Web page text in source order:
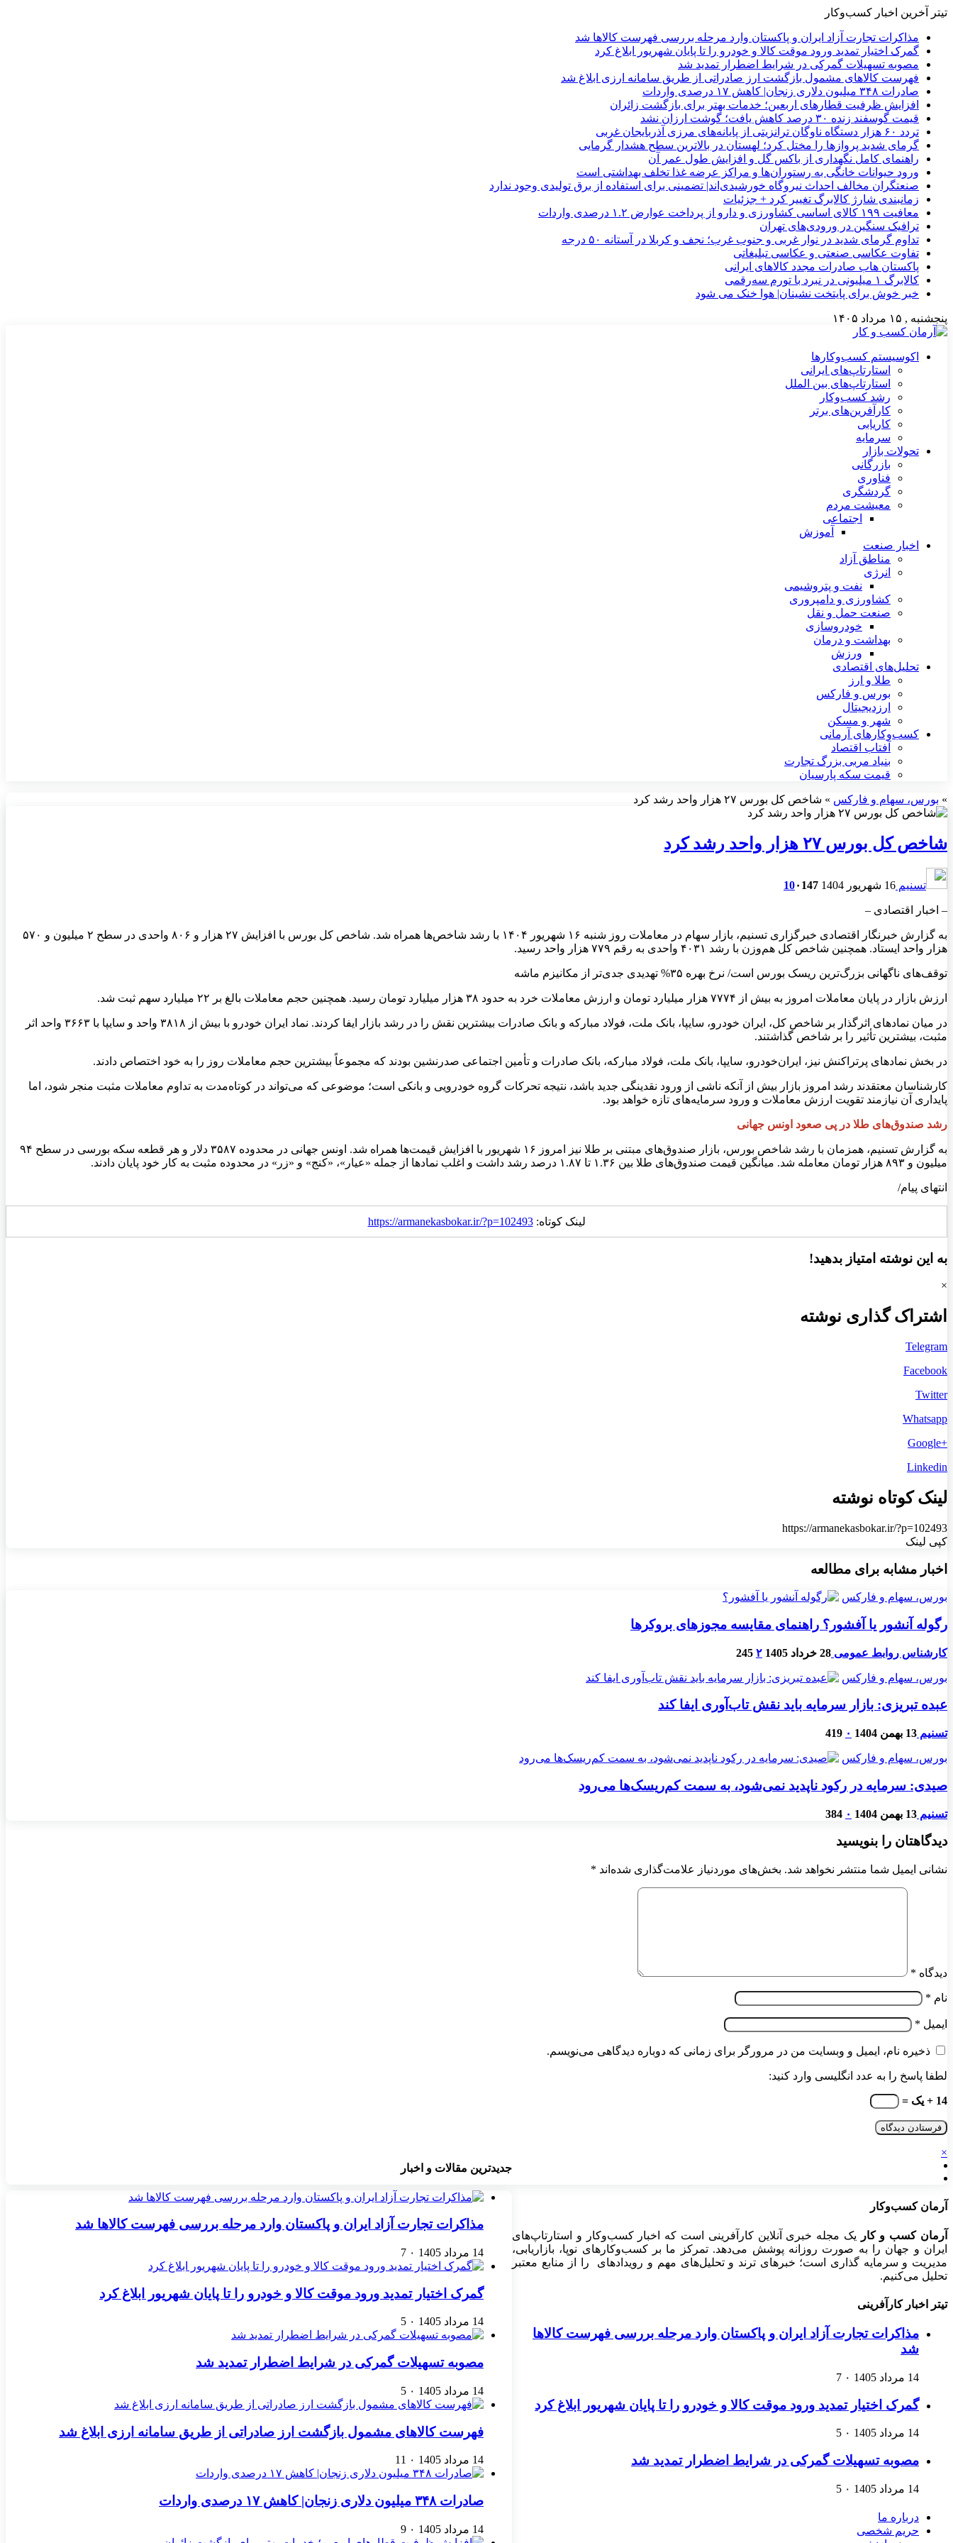
تیتر آخرین اخبار کسب‌وکار
مذاکرات تجارت آزاد ایران و پاکستان وارد مرحله بررسی فهرست کالاها شد
گمرک اختیار تمدید ورود موقت کالا و خودرو را تا پایان شهریور ابلاغ کرد
مصوبه تسهیلات گمرکی در شرایط اضطرار تمدید شد
فهرست کالاهای مشمول بازگشت ارز صادراتی از طریق سامانه ارزی ابلاغ شد
صادرات ۳۴۸ میلیون دلاری زنجان| ‌کاهش ۱۷ درصدی واردات
افزایش ظرفیت قطارهای اربعین؛ خدمات بهتر برای بازگشت زائران
قیمت گوسفند زنده ۳۰ درصد کاهش یافت؛ گوشت ارزان نشد
تردد ۶۰ هزار دستگاه ناوگان ترانزیتی از پایانه‌های مرزی آذربایجان ‌غربی
گرمای شدید پروازها را مختل کرد؛ لهستان در بالاترین سطح هشدار گرمایی
راهنمای کامل نگهداری از باکس گل و افزایش طول عمر آن
ورود حیوانات خانگی به رستوران‌ها و مراکز عرضه غذا تخلف بهداشتی است
صنعتگران مخالف احداث نیروگاه خورشیدی‌اند| تضمینی برای استفاده از برق تولیدی وجود ندارد
زمانبندی شارژ کالابرگ تغییر کرد + جزئیات
معافیت ۱۹۹ کالای اساسی کشاورزی و دارو از پرداخت عوارض ۱.۲ درصدی واردات
ترافیک سنگین در ورودی‌های تهران
تداوم گرمای شدید در نوار غربی و جنوب غرب؛ نجف و کربلا در آستانه ۵۰ درجه
تفاوت عکاسی صنعتی و عکاسی تبلیغاتی
پاکستان هاب صادرات مجدد کالاهای ایرانی
کالابرگ ۱ میلیونی در نبرد با تورم سه‌رقمی
خبر خوش برای پایتخت نشینان| هوا خنک می شود
پنجشنبه , ۱۵ مرداد ۱۴۰۵
اکوسیستم کسب‌وکارها
استارتاپ‌های ایرانی
استارتاپ‌های بین الملل
رشد کسب‌وکار
کارآفرین‌های برتر
کاریابی
سرمایه
تحولات بازار
بازرگانی
فناوری
گردشگری
معیشت مردم
اجتماعی
آموزش
اخبار صنعت
مناطق آزاد
انرژی
نفت و پتروشیمی
کشاورزی و دامپروری
صنعت حمل و نقل
خودروسازی
بهداشت و درمان
ورزش
تحلیل‌های اقتصادی
طلا و ارز
بورس و فارکس
ارزدیجیتال
شهر و مسکن
کسب‌وکارهای آرمانی
آفتاب اقتصاد
بنیاد مربی بزرگ تجارت
قیمت سکه پارسیان
» بورس، سهام و فارکس » شاخص کل بورس ۲۷ هزار واحد رشد کرد
شاخص کل بورس ۲۷ هزار واحد رشد کرد
تسنیم 16 شهریور 1404 10۰ 147
– اخبار اقتصادی –
به گزارش خبرنگار اقتصادی خبرگزاری تسنیم، بازار سهام در معاملات روز شنبه ۱۶ شهریور ۱۴۰۴ با رشد شاخص‌ها همراه شد. شاخص کل بورس با افزایش ۲۷ هزار و ۸۰۶ واحدی در سطح ۲ میلیون و ۵۷۰
هزار واحد ایستاد. همچنین شاخص کل هم‌وزن با رشد ۴۰۳۱ واحدی به رقم ۷۷۹ هزار واحد رسید.
توقف‌های ناگهانی بزرگ‌ترین ریسک بورس است/ نرخ بهره ۳۵% تهدیدی جدی‌تر از مکانیزم ماشه
ارزش بازار در پایان معاملات امروز به بیش از ۷۷۷۴ هزار میلیارد تومان و ارزش معاملات خرد به حدود ۳۸ هزار میلیارد تومان رسید. همچنین حجم معاملات بالغ بر ۲۲ میلیارد سهم ثبت شد.
در میان نمادهای اثرگذار بر شاخص کل، ایران خودرو، سایپا، بانک ملت، فولاد مبارکه و بانک صادرات بیشترین نقش را در رشد بازار ایفا کردند. نماد ایران خودرو با بیش از ۳۸۱۸ واحد و سایپا با ۳۶۶۳ واحد اثر
مثبت، بیشترین تأثیر را بر شاخص گذاشتند.
در بخش نمادهای پرتراکنش نیز، ایران‌خودرو، سایپا، بانک ملت، فولاد مبارکه، بانک صادرات و تأمین اجتماعی صدرنشین بودند که مجموعاً بیشترین حجم معاملات روز را به خود اختصاص دادند.
کارشناسان معتقدند رشد امروز بازار بیش از آنکه ناشی از ورود نقدینگی جدید باشد، نتیجه تحرکات گروه خودرویی و بانکی است؛ موضوعی که می‌تواند در کوتاه‌مدت به تداوم معاملات مثبت منجر شود، اما
پایداری آن نیازمند تقویت ارزش معاملات و ورود سرمایه‌های تازه خواهد بود.
رشد صندوق‌های طلا در پی صعود اونس جهانی
به گزارش تسنیم، همزمان با رشد شاخص بورس، بازار صندوق‌های مبتنی بر طلا نیز امروز ۱۶ شهریور با افزایش قیمت‌ها همراه شد. اونس جهانی در محدوده ۳۵۸۷ دلار و هر قطعه سکه بورسی در سطح ۹۴
میلیون و ۸۹۳ هزار تومان معامله شد. میانگین قیمت صندوق‌های طلا بین ۱.۳۶ تا ۱.۸۷ درصد رشد داشت و اغلب نمادها از جمله «عیار»، «کنج» و «زر» در محدوده مثبت به کار خود پایان دادند.
انتهای پیام/
لینک کوتاه:https://armanekasbokar.ir/?p=102493
به این نوشته امتیاز بدهید!
×
اشتراک گذاری نوشته
Telegram
Facebook
Twitter
Whatsapp
+Google
Linkedin
لینک کوتاه نوشته
https://armanekasbokar.ir/?p=102493
کپی لینک
اخبار مشابه برای مطالعه
بورس، سهام و فارکس
رگوله آنشور یا آفشور؟ راهنمای مقایسه مجوزهای بروکرها
کارشناس روابط عمومی 28 خرداد 1405 ۲ 245
بورس، سهام و فارکس
عبده تبریزی: بازار سرمایه باید نقش تاب‌آوری ایفا کند
تسنیم 13 بهمن 1404 ۰ 419
بورس، سهام و فارکس
صیدی: سرمایه در رکود ناپدید نمی‌شود، به سمت کم‌ریسک‌ها می‌رود
تسنیم 13 بهمن 1404 ۰ 384
دیدگاهتان را بنویسید
نشانی ایمیل شما منتشر نخواهد شد. بخش‌های موردنیاز علامت‌گذاری شده‌اند *
دیدگاه *
نام *
ایمیل *
ذخیره نام، ایمیل و وبسایت من در مرورگر برای زمانی که دوباره دیدگاهی می‌نویسم.
لطفا پاسخ را به عدد انگلیسی وارد کنید:
14 + یک =
جدیدترین مقالات و اخبار
مذاکرات تجارت آزاد ایران و پاکستان وارد مرحله بررسی فهرست کالاها شد
14 مرداد 1405 ۰ 7
گمرک اختیار تمدید ورود موقت کالا و خودرو را تا پایان شهریور ابلاغ کرد
14 مرداد 1405 ۰ 5
مصوبه تسهیلات گمرکی در شرایط اضطرار تمدید شد
14 مرداد 1405 ۰ 5
فهرست کالاهای مشمول بازگشت ارز صادراتی از طریق سامانه ارزی ابلاغ شد
14 مرداد 1405 ۰ 11
صادرات ۳۴۸ میلیون دلاری زنجان| ‌کاهش ۱۷ درصدی واردات
14 مرداد 1405 ۰ 9
×
آرمان کسب‌وکار
آرمان کسب و کار
یک مجله خبری آنلاین کارآفرینی است که اخبار کسب‌وکار و استارتاپ‌های
ایران و جهان را به صورت روزانه پوشش می‌دهد. تمرکز ما بر کسب‌وکارهای نوپا، بازاریابی،
مدیریت و سرمایه گذاری است؛ خبرهای ترند و تحلیل‌های مهم و رویدادهای را از منابع معتبر
تحلیل می‌کنیم.
تیتر اخبار کارآفرینی
مذاکرات تجارت آزاد ایران و پاکستان وارد مرحله بررسی فهرست کالاها
شد
14 مرداد 1405 ۰ 7
گمرک اختیار تمدید ورود موقت کالا و خودرو را تا پایان شهریور ابلاغ کرد
14 مرداد 1405 ۰ 5
مصوبه تسهیلات گمرکی در شرایط اضطرار تمدید شد
14 مرداد 1405 ۰ 5
درباره ما
حریم شخصی